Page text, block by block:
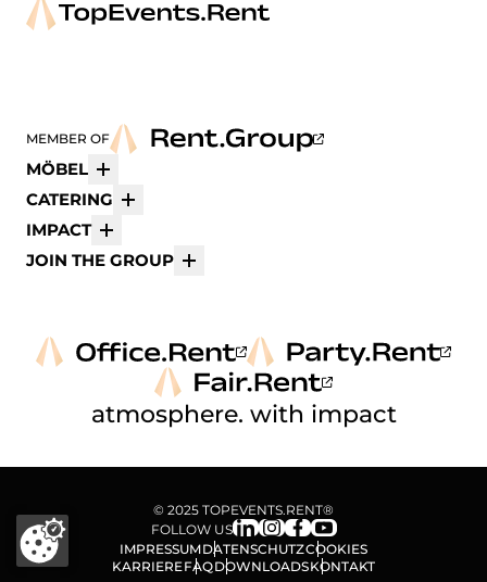
MEMBER OF
MÖBEL
CATERING
IMPACT
JOIN THE GROUP
atmosphere. with impact
© 2025 TOPEVENTS.RENT®
FOLLOW US
IMPRESSUMDATENSCHUTZCOOKIES
KARRIEREFAQDOWNLOADSKONTAKT